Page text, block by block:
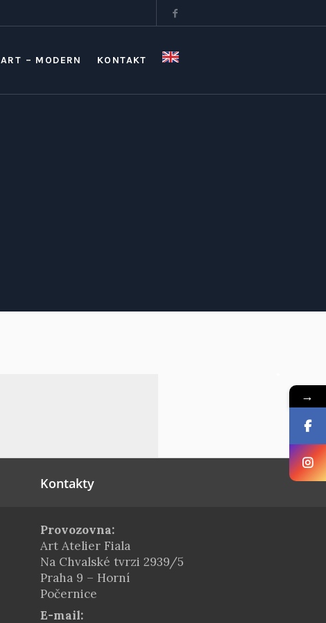
ART – MODERN KONTAKT
Kontakty
Provozovna:
Art Atelier Fiala
Na Chvalské tvrzi 2939/5
Praha 9 – Horní
Počernice
E-mail:
→